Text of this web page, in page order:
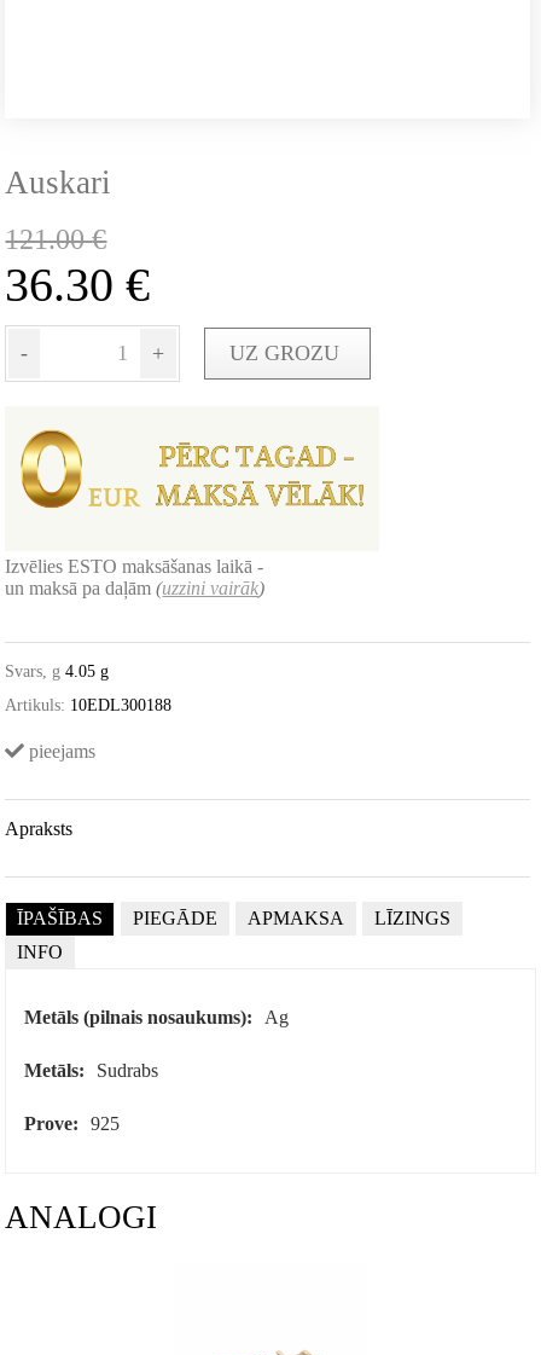
Auskari
121.00€
36.30€
- + UZ GROZU
Izvēlies ESTO maksāšanas laikā -
un maksā pa daļām(uzzini vairāk)
Svars, g 4.05 g
Artikuls: 10EDL300188
pieejams
Apraksts
ĪPAŠĪBAS PIEGĀDE APMAKSA
LĪZINGS
INFO
Metāls (pilnais nosaukums): Ag
Metāls: Sudrabs
Prove: 925
ANALOGI